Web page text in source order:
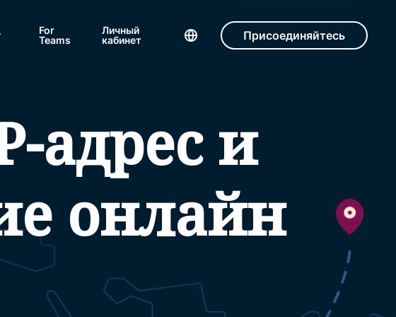
For
Teams
Личный
кабинет
Присоединяйтесь
адрес и
онлайн